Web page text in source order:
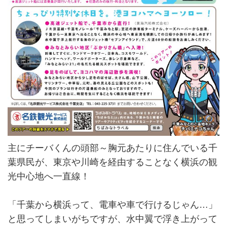
主にチーバくんの頭部～胸元あたりに住んでいる千
葉県民が、東京や川崎を経由することなく横浜の観
光中心地へ一直線！
「千葉から横浜って、電車や車で行けるじゃん…」
と思ってしまいがちですが、水中翼で浮き上がって